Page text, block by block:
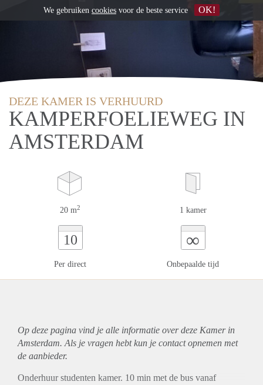
DEZE KAMER IS VERHUURD
KAMPERFOELIEWEG IN
AMSTERDAM
20 m2 1 kamer
10
Per direct
∞
Onbepaalde tijd
Op deze pagina vind je alle informatie over deze Kamer in
Amsterdam. Als je vragen hebt kun je contact opnemen met
de aanbieder.
Onderhuur studenten kamer. 10 min met de bus vanaf
We gebruiken cookies voor de beste service OK!